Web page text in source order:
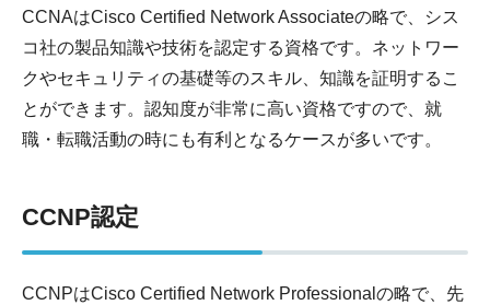
CCNAはCisco Certified Network Associateの略で、シス
コ社の製品知識や技術を認定する資格です。ネットワー
クやセキュリティの基礎等のスキル、知識を証明するこ
とができます。認知度が非常に高い資格ですので、就
職・転職活動の時にも有利となるケースが多いです。
CCNP認定
CCNPはCisco Certified Network Professionalの略で、先